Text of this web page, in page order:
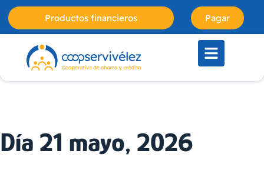
Productos financieros Pagar
Día 21 mayo, 2026